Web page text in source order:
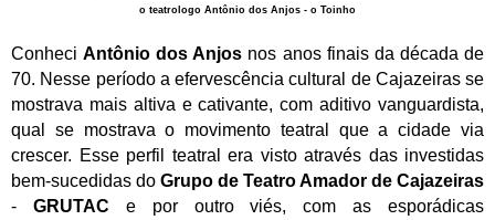
o teatrologo Antônio dos Anjos - o Toinho
ConheciAntônio dos Anjos nos anos finais da década de
70. Nesse período a efervescência cultural de Cajazeiras se
mostrava mais altiva e cativante, com aditivo vanguardista,
qual se mostrava o movimento teatral que a cidade via
crescer. Esse perfil teatral era visto através das investidas
bem-sucedidas do Grupo de Teatro Amador de Cajazeiras
- GRUTAC e por outro viés, com as esporádicas